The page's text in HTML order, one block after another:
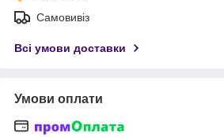
Самовивіз
Всі умови доставки
Умови оплати